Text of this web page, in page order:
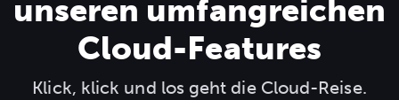
unseren umfangreichen
Cloud-Features
Klick, klick und los geht die Cloud-Reise.